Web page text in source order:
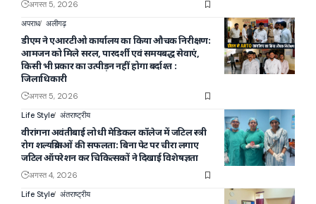
अगस्त 5, 2026
अपराध अलीगढ़
डीएम ने एआरटीओ कार्यालय का किया औचक निरीक्षण:
आमजन को मिले सरल, पारदर्शी एवं समयबद्ध सेवाएं,
किसी भी प्रकार का उत्पीड़न नहीं होगा बर्दाश्त :
जिलाधिकारी
अगस्त 5, 2026
Life Style अंतराष्ट्रीय
वीरांगना अवंतीबाई लोधी मेडिकल कॉलेज में जटिल स्त्री
रोग शल्यक्रियाओं की सफलता: बिना पेट पर चीरा लगाए
जटिल ऑपरेशन कर चिकित्सकों ने दिखाई विशेषज्ञता
अगस्त 4, 2026
Life Style अंतराष्ट्रीय